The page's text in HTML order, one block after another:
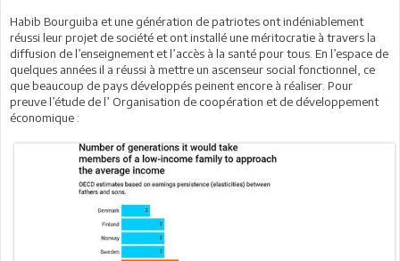
Habib Bourguiba et une génération de patriotes ont indéniablement
réussi leur projet de société et ont installé une méritocratie à travers la
diffusion de l’enseignement et l’accès à la santé pour tous. En l’espace de
quelques années il a réussi à mettre un ascenseur social fonctionnel, ce
que beaucoup de pays développés peinent encore à réaliser. Pour
preuve l’étude de l’ Organisation de coopération et de développement
économique :